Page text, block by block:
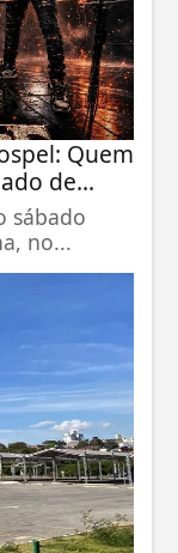
Quem
de...
sábado
no...